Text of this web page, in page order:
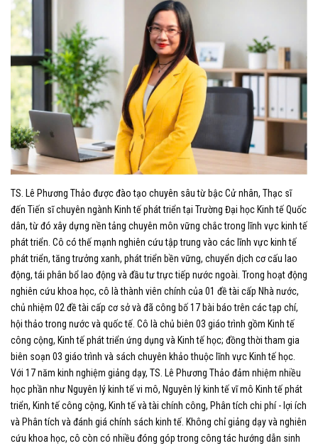
TS. Lê Phương Thảo được đào tạo chuyên sâu từ bậc Cử nhân, Thạc sĩ
đến Tiến sĩ chuyên ngành Kinh tế phát triển tại Trường Đại học Kinh tế Quốc
dân, từ đó xây dựng nền tảng chuyên môn vững chắc trong lĩnh vực kinh tế
phát triển. Cô có thế mạnh nghiên cứutập trung vào các lĩnh vực kinh tế
phát triển, tăng trưởng xanh, phát triển bền vững, chuyển dịch cơ cấu lao
động, tái phân bổ lao động và đầu tư trực tiếp nước ngoài. Trong hoạt động
nghiên cứu khoa học, cô là thành viên chính của 01 đề tài cấp Nhà nước,
chủ nhiệm 02 đề tài cấp cơ sở vàđã công bố 17 bài báo trên các tạp chí,
hội thảo trong nước và quốc tế. Cô làchủ biên 03 giáo trình gồm Kinh tế
công cộng, Kinh tế phát triển ứng dụng và Kinh tế học; đồng thời tham gia
biên soạn 03 giáo trình và sách chuyên khảothuộc lĩnh vực Kinh tế học.
Với 17 năm kinh nghiệm giảng dạy, TS. Lê Phương Thảo đảm nhiệm nhiều
học phần như Nguyên lý kinh tế vi mô, Nguyên lý kinh tế vĩ mô Kinh tế phát
triển, Kinh tế công cộng, Kinh tế và tài chính công, Phân tích chi phí - lợi ích
và Phân tích và đánh giá chính sách kinh tế. Không chỉ giảng dạy và nghiên
cứu khoa học, cô còn có nhiều đóng góp trong công tác hướng dẫn sinh